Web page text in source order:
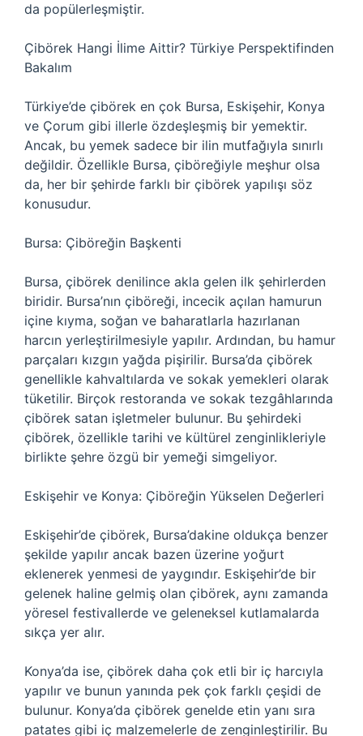
da popülerleşmiştir.
Çibörek Hangi İlime Aittir? Türkiye Perspektifinden
Bakalım
Türkiye’de çibörek en çok Bursa, Eskişehir, Konya
ve Çorum gibi illerle özdeşleşmiş bir yemektir.
Ancak, bu yemek sadece bir ilin mutfağıyla sınırlı
değildir. Özellikle Bursa, çiböreğiyle meşhur olsa
da, her bir şehirde farklı bir çibörek yapılışı söz
konusudur.
Bursa: Çiböreğin Başkenti
Bursa, çibörek denilince akla gelen ilk şehirlerden
biridir. Bursa’nın çiböreği, incecik açılan hamurun
içine kıyma, soğan ve baharatlarla hazırlanan
harcın yerleştirilmesiyle yapılır. Ardından, bu hamur
parçaları kızgın yağda pişirilir. Bursa’da çibörek
genellikle kahvaltılarda ve sokak yemekleri olarak
tüketilir. Birçok restoranda ve sokak tezgâhlarında
çibörek satan işletmeler bulunur. Bu şehirdeki
çibörek, özellikle tarihi ve kültürel zenginlikleriyle
birlikte şehre özgü bir yemeği simgeliyor.
Eskişehir ve Konya: Çiböreğin Yükselen Değerleri
Eskişehir’de çibörek, Bursa’dakine oldukça benzer
şekilde yapılır ancak bazen üzerine yoğurt
eklenerek yenmesi de yaygındır. Eskişehir’de bir
gelenek haline gelmiş olan çibörek, aynı zamanda
yöresel festivallerde ve geleneksel kutlamalarda
sıkça yer alır.
Konya’da ise, çibörek daha çok etli bir iç harcıyla
yapılır ve bunun yanında pek çok farklı çeşidi de
bulunur. Konya’da çibörek genelde etin yanı sıra
patates gibi iç malzemelerle de zenginleştirilir. Bu